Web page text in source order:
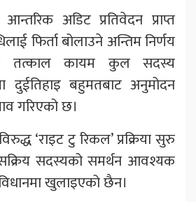
अडिट प्रतिवेदन प्राप्त
फिर्ता बोलाउने अन्तिम निर्णय
तत्काल कायम कुल सदस्य
दुईतिहाइ बहुमतबाट अनुमोदन
गरिएको छ।
‘राइट टु रिकल’ प्रक्रिया सुरु
सदस्यको समर्थन आवश्यक
खुलाइएको छैन।